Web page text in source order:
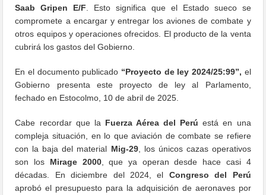
Saab Gripen E/F . Esto significa que el Estado sueco se
compromete a encargar y entregar los aviones de combate y
otros equipos y operaciones ofrecidos. El producto de la venta
cubrirá los gastos del Gobierno.
En el documento publicado “Proyecto de ley 2024/25:99”, el
Gobierno presenta este proyecto de ley al Parlamento,
fechado en Estocolmo, 10 de abril de 2025.
Cabe recordar que la Fuerza Aérea del Perú está en una
compleja situación, en lo que aviación de combate se refiere
con la baja del material Mig-29, los únicos cazas operativos
son los Mirage 2000, que ya operan desde hace casi 4
décadas. En diciembre del 2024, el Congreso del Perú
aprobó el presupuesto para la adquisición de aeronaves por